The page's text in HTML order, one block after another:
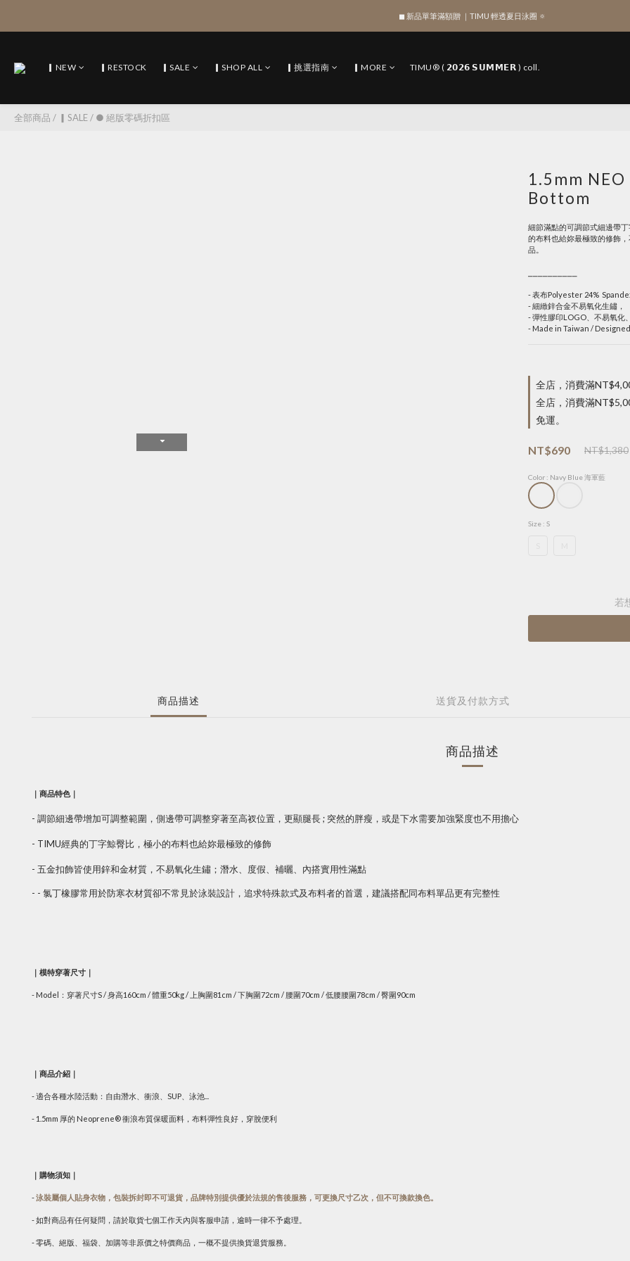
綁定 LINE 註冊新會員，獲得 $100 購物金
◼︎ 新品單筆滿額贈 ｜TIMU 輕透夏日泳圈 🔅
▎NEW ▎RESTOCK ▎SALE ▎SHOP ALL ▎挑選指南 ▎MORE TIMU® ( 𝟮𝟬𝟮𝟲 𝗦𝗨𝗠𝗠𝗘𝗥 ) coll.
全部商品 / ▎SALE/ ● 絕版零碼折扣區
1.5mm NEO
Bottom
細節滿點的可調節式細邊帶
的布料也給妳最極致的修飾
品。
- 表布Polyester 24%
- 細緻鋅合金不易氧化生鏽，
- 彈性膠印LOGO、不易氧化
- Made in Taiwan /
全店，消費滿
全店，消費滿
免運。
NT$690 NT$1,380
Color : Navy Blue 海軍藍
Size : S
若
商品描述 送貨及付款方式
商品描述
｜商品特色｜
- 調節細邊帶增加可調整範圍，側邊帶可調整穿著至高衩位置，更顯腿長 ; 突然的胖瘦，或是下水需要加強緊度也不用擔心
- TIMU經典的丁字鯨臀比，極小的布料也給妳最極致的修飾
- 五金扣飾皆使用鋅和金材質，不易氧化生鏽；潛水、度假、補曬、內搭實用性滿點
- - 氯丁橡膠常用於防寒衣材質卻不常見於泳裝設計，追求特殊款式及布料者的首選，建議搭配同布料單品更有完整性
｜模特穿著尺寸｜
- Model：穿著尺寸S / 身高160cm / 體重50kg / 上胸圍81cm / 下胸圍72cm / 腰圍70cm / 低腰腰圍78cm / 臀圍90cm
｜商品介紹｜
- 適合各種水陸活動：自由潛水、衝浪、SUP、泳池...
- 1.5mm 厚的 Neoprene®衝浪布質保暖面料， 布料彈性良好 ，穿脫便利
｜購物須知｜
-泳裝屬個人貼身衣物，包裝拆封即不可退貨，品牌特別提供優於法規的售後服務，可更換尺寸乙次，但不可換款換色。
- 如對商品有任何疑問，請於取貨七個工作天內與客服申請，逾時一律不予處理。
- 零碼、絕版、福袋、加購等非原價之特價商品，一概不提供換貨退貨服務。